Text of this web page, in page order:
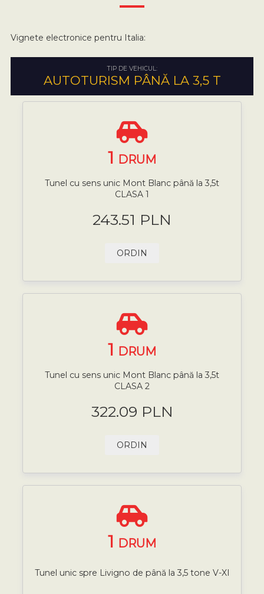
Vignete electronice pentru Italia:
TIP DE VEHICUL:
AUTOTURISM PÂNĂ LA 3,5 T
1 DRUM
Tunel cu sens unic Mont Blanc până la 3,5t
CLASA 1
243.51 PLN
ORDIN
1 DRUM
Tunel cu sens unic Mont Blanc până la 3,5t
CLASA 2
322.09 PLN
ORDIN
1 DRUM
Tunel unic spre Livigno de până la 3,5 tone V-XI